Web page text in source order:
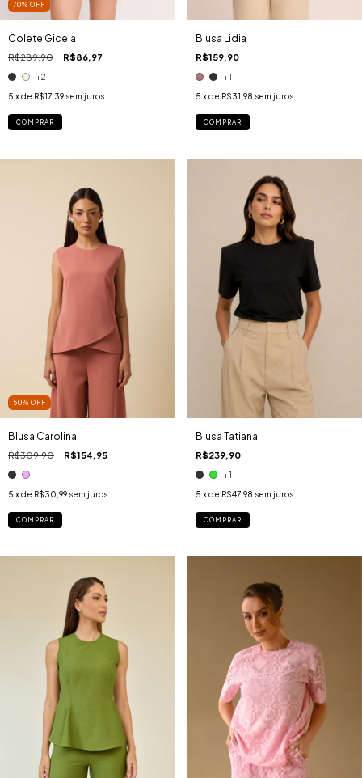
70% OFF
Colete Gicela
R$289,90 R$86,97
+2
5 x de R$17,39 sem juros
COMPRAR
Blusa Lidia
R$159,90
+1
5 x de R$31,98 sem juros
COMPRAR
50% OFF
Blusa Carolina
R$309,90 R$154,95
5 x de R$30,99 sem juros
COMPRAR
Blusa Tatiana
R$239,90
+1
5 x de R$47,98 sem juros
COMPRAR